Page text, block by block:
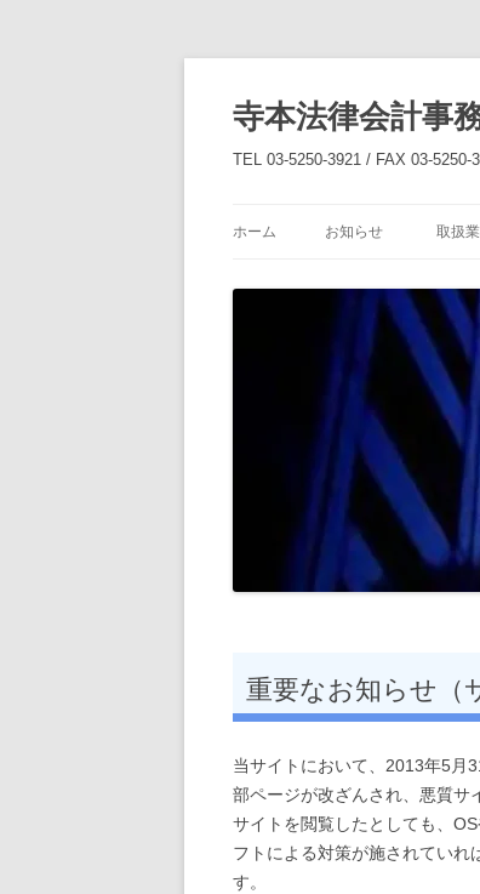
テ
ン
ツ
へ
ス
寺本法律会計事
TEL 03-5250-3921 / FAX 03-5250-
ホーム お知らせ 取扱
重要なお知らせ（
当サイトにおいて、2013年5月
部ページが改ざんされ、悪質サ
サイトを閲覧したとしても、
フトによる対策が施されていれ
す。